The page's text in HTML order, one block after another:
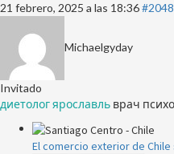
21 febrero, 2025 a las 18:36
Michaelgyday
Invitado
диетолог ярославль врач
El comercio exterior de